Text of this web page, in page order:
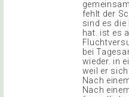
fehlt der
sind es
hat. ist es
bei
wieder. in
weil er
Nach
Nach